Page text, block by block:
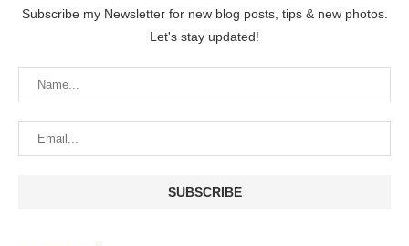
Subscribe my Newsletter for new blog posts, tips & new photos.
Let's stay updated!